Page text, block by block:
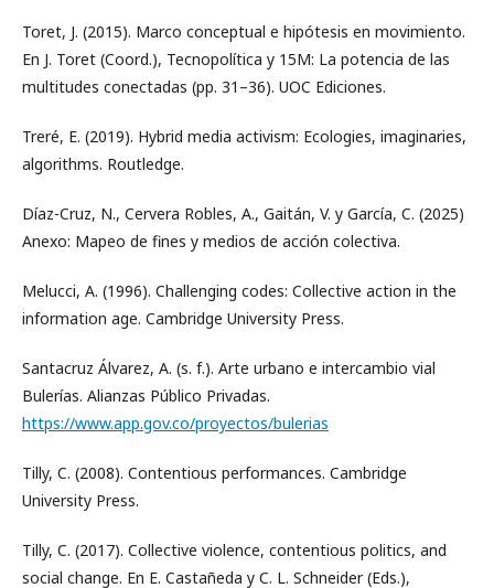
Toret, J. (2015). Marco conceptual e hipótesis en movimiento.
En J. Toret (Coord.), Tecnopolítica y 15M: La potencia de las
multitudes conectadas (pp. 31–36). UOC Ediciones.
Treré, E. (2019). Hybrid media activism: Ecologies, imaginaries,
algorithms. Routledge.
Díaz-Cruz, N., Cervera Robles, A., Gaitán, V. y García, C. (2025)
Anexo: Mapeo de fines y medios de acción colectiva.
Melucci, A. (1996). Challenging codes: Collective action in the
information age. Cambridge University Press.
Santacruz Álvarez, A. (s. f.). Arte urbano e intercambio vial
Bulerías. Alianzas Público Privadas.
https://www.app.gov.co/proyectos/bulerias
Tilly, C. (2008). Contentious performances. Cambridge
University Press.
Tilly, C. (2017). Collective violence, contentious politics, and
social change. En E. Castañeda y C. L. Schneider (Eds.),